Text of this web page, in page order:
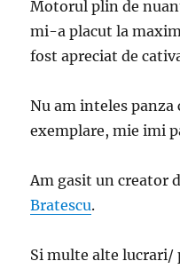
Motorul plin de
mi-a placut la
fost apreciat de
Nu am inteles panza
exemplare, mie imi
Am gasit un creator
Bratescu.
Si multe alte lucrari/